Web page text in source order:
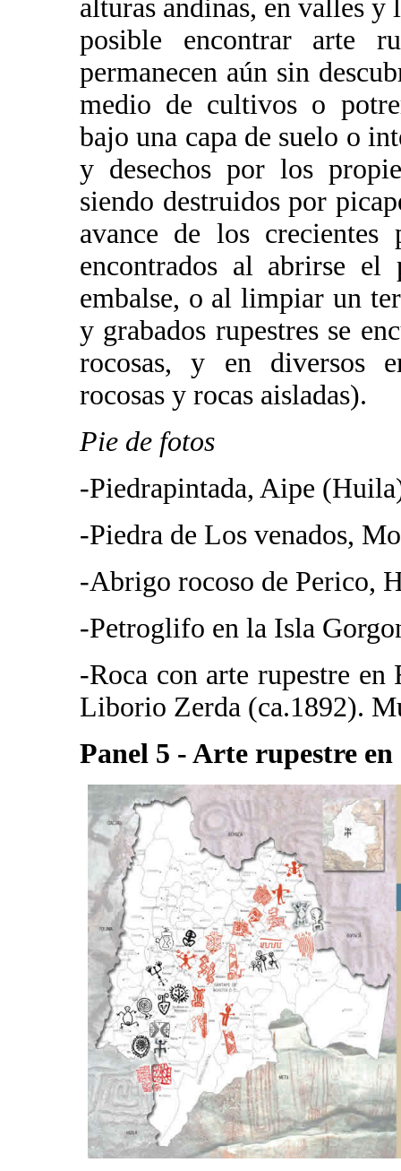
alturas andinas, en valles y
posible encontrar arte
permanecen aún sin
medio de cultivos o
bajo una capa de suelo o
y desechos por los
siendo destruidos por
avance de los crecientes
encontrados al abrirse el
embalse, o al limpiar un
y grabados rupestres se
rocosas, y en diversos
rocosas y rocas aisladas).
Pie de fotos
-Piedrapintada, Aipe
-Piedra de Los venados,
-Abrigo rocoso de Perico,
-Petroglifo en la Isla
-Roca con arte rupestre
Liborio Zerda (ca.1892).
Panel 5 - Arte rupestre